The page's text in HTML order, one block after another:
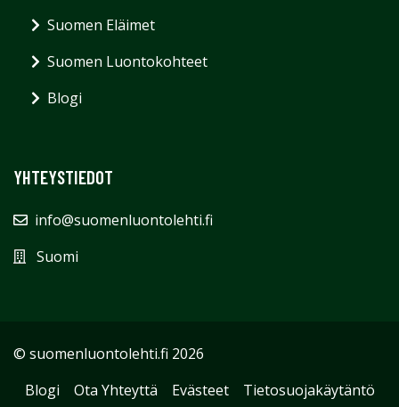
Suomen Eläimet
Suomen Luontokohteet
Blogi
YHTEYSTIEDOT
info@suomenluontolehti.fi
Suomi
© suomenluontolehti.fi 2026
Blogi
Ota Yhteyttä Evästeet
Tietosuojakäytäntö